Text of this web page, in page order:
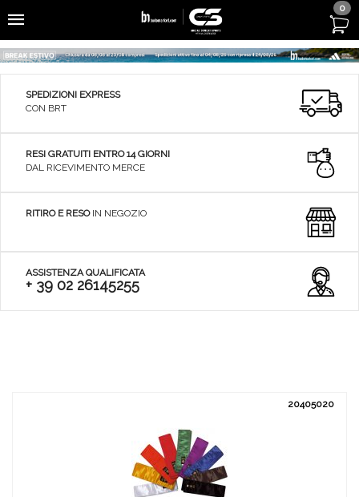
0
SPEDIZIONI EXPRESS
CON BRT
RESI GRATUITI ENTRO 14 GIORNI
DAL RICEVIMENTO MERCE
RITIRO E RESOIN NEGOZIO
ASSISTENZA QUALIFICATA
+ 39 02 26145255
20405020